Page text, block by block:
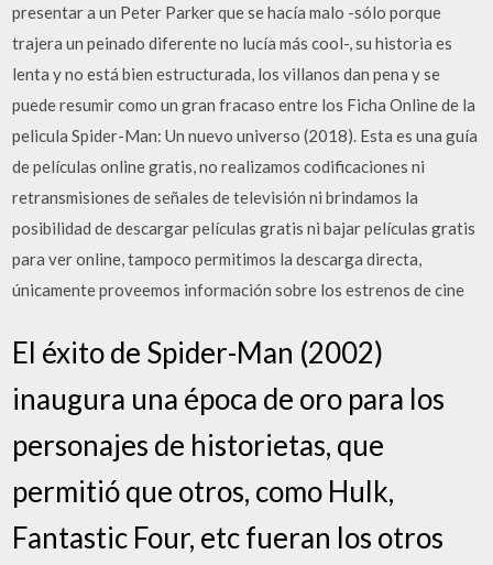
presentar a un Peter Parker que se hacía malo -sólo porque
trajera un peinado diferente no lucía más cool-, su historia es
lenta y no está bien estructurada, los villanos dan pena y se
puede resumir como un gran fracaso entre los Ficha Online de la
pelicula Spider-Man: Un nuevo universo (2018). Esta es una guía
de películas online gratis, no realizamos codificaciones ni
retransmisiones de señales de televisión ni brindamos la
posibilidad de descargar películas gratis ni bajar películas gratis
para ver online, tampoco permitimos la descarga directa,
únicamente proveemos información sobre los estrenos de cine
El éxito de Spider-Man (2002)
inaugura una época de oro para los
personajes de historietas, que
permitió que otros, como Hulk,
Fantastic Four, etc fueran los otros